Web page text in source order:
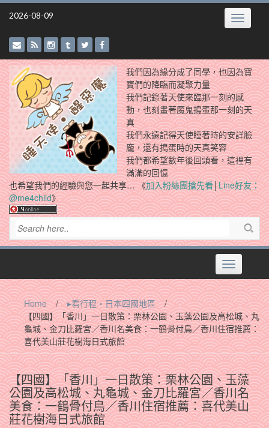
Skip
2026-08-09 Toggle
我們因為緣分成了同學，也因為寶
寶們的降臨而凝聚力量
我們記錄著天使來臨那一刻的感
動，也刻畫著魔鬼搗蛋那一刻的天
真
我們永遠記得天使睡著時的安詳臉
龐，還有搗蛋時的天真笑容
我們都希望數年後回頭看，這裡有
滿滿的回憶
也希望我們的經驗與您一起共享… 《加入粉絲團搶先看│Line好友：
@me4child》
Toggle
navigation
Home / ▸看行程‧日本四國地區
/
【四國】「香川」一日散策：栗林公園、玉藻公園及高松城、丸
龜城、金刀比羅宮／香川名美食：一鶴骨付鳥／香川住宿推薦：
喜代美山莊花樹海日式旅館
【四國】「香川」一日散策：栗林公園、玉藻
公園及高松城、丸龜城、金刀比羅宮／香川名
美食：一鶴骨付鳥／香川住宿推薦：喜代美山
莊花樹海日式旅館